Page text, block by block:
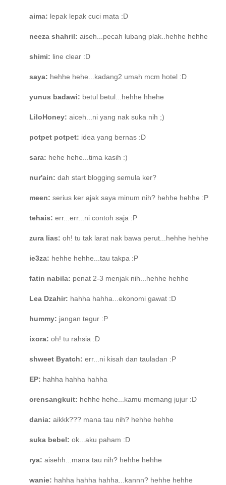
aima: lepak lepak cuci mata :D
neeza shahril: aiseh...pecah lubang plak..hehhe hehhe
shimi: line clear :D
saya: hehhe hehe...kadang2 umah mcm hotel :D
yunus badawi: betul betul...hehhe hhehe
LiloHoney: aiceh...ni yang nak suka nih ;)
potpet potpet: idea yang bernas :D
sara: hehe hehe...tima kasih :)
nur'ain: dah start blogging semula ker?
meen: serius ker ajak saya minum nih? hehhe hehhe :P
tehais: err...err...ni contoh saja :P
zura lias: oh! tu tak larat nak bawa perut...hehhe hehhe
ie3za: hehhe hehhe...tau takpa :P
fatin nabila: penat 2-3 menjak nih...hehhe hehhe
Lea Dzahir: hahha hahha...ekonomi gawat :D
hummy: jangan tegur :P
ixora: oh! tu rahsia :D
shweet Byatch: err...ni kisah dan tauladan :P
EP: hahha hahha hahha
orensangkuit: hehhe hehe...kamu memang jujur :D
dania: aikkk??? mana tau nih? hehhe hehhe
suka bebel: ok...aku paham :D
rya: aisehh...mana tau nih? hehhe hehhe
wanie: hahha hahha hahha...kannn? hehhe hehhe